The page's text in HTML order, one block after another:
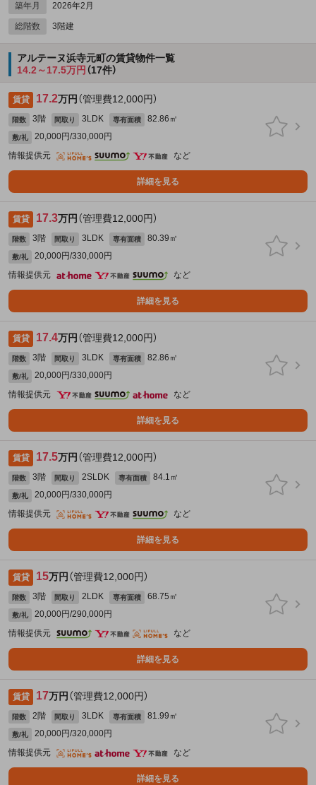
築年月
2026年2月
総階数 3階建
アルテーヌ浜寺元町の賃貸物件一覧
14.2～17.5万円 （17件）
賃貸 17.2万円 （管理費12,000円）
階数 3階 間取り 3LDK 専有面積 82.86㎡
敷/礼
20,000円/330,000円
情報提供元
など
詳細を見る
賃貸 17.3万円 （管理費12,000円）
階数 3階 間取り 3LDK 専有面積 80.39㎡
敷/礼
20,000円/330,000円
情報提供元
など
詳細を見る
賃貸 17.4万円 （管理費12,000円）
階数 3階 間取り 3LDK 専有面積 82.86㎡
敷/礼
20,000円/330,000円
情報提供元
など
詳細を見る
賃貸 17.5万円 （管理費12,000円）
階数 3階 間取り 2SLDK 専有面積 84.1㎡
敷/礼
20,000円/330,000円
情報提供元
など
詳細を見る
賃貸 15万円 （管理費12,000円）
階数 3階 間取り 2LDK 専有面積 68.75㎡
敷/礼
20,000円/290,000円
情報提供元
など
詳細を見る
賃貸 17万円 （管理費12,000円）
階数 2階 間取り 3LDK 専有面積 81.99㎡
敷/礼
20,000円/320,000円
情報提供元
など
詳細を見る